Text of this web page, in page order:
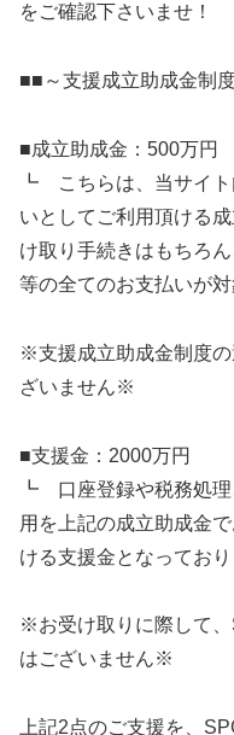
をご確認下さいませ！
■■～支援成立助成金制
■成立助成金：500万円
┗ こちらは、当サイト
いとしてご利用頂ける
け取り手続きはもちろ
等の全てのお支払いが対
※支援成立助成金制度
ざいません※
■支援金：2000万円
┗ 口座登録や税務処理
用を上記の成立助成金
ける支援金となっており
※お受け取りに際して
はございません※
上記2点のご支援を、